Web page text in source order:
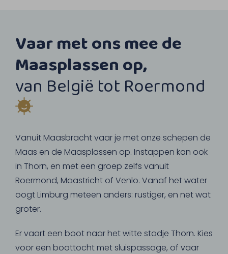
Vaar met ons mee de
Maasplassen op,
van België tot Roermond
Vanuit Maasbracht vaar je met onze schepen de
Maas en de Maasplassen op. Instappen kan ook
in Thorn, en met een groep zelfs vanuit
Roermond, Maastricht of Venlo. Vanaf het water
oogt Limburg meteen anders: rustiger, en net wat
groter.
Er vaart een boot naar het witte stadje Thorn. Kies
voor een boottocht met sluispassage, of vaar